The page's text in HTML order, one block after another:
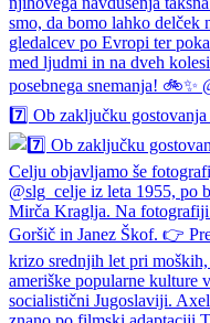
7️⃣ Ob zaključku